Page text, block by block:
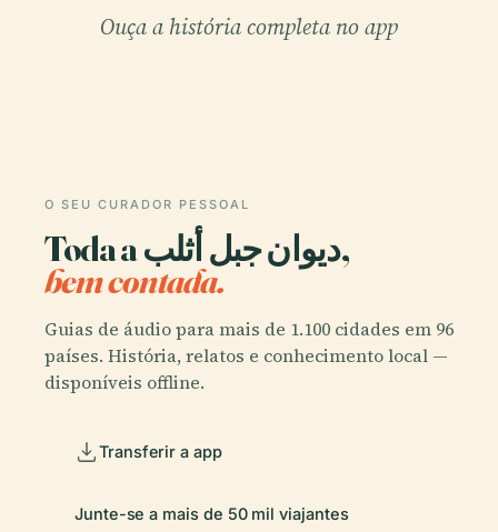
Ouça a história completa no app
O SEU CURADOR PESSOAL
Toda a ديوان جبل أثلب,
bem contada.
Guias de áudio para mais de 1.100 cidades em 96
países. História, relatos e conhecimento local —
disponíveis offline.
Transferir a app
Junte-se a mais de 50 mil viajantes